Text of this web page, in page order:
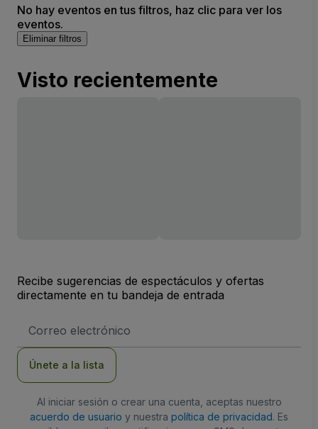
No hay eventos en tus filtros, haz clic para ver los
eventos.
Eliminar filtros
Visto recientemente
Recibe sugerencias de espectáculos y ofertas
directamente en tu bandeja de entrada
de
Únete a la lista
Al iniciar sesión o crear una cuenta, aceptas nuestro
acuerdo de usuario y nuestra política de privacidad. Es